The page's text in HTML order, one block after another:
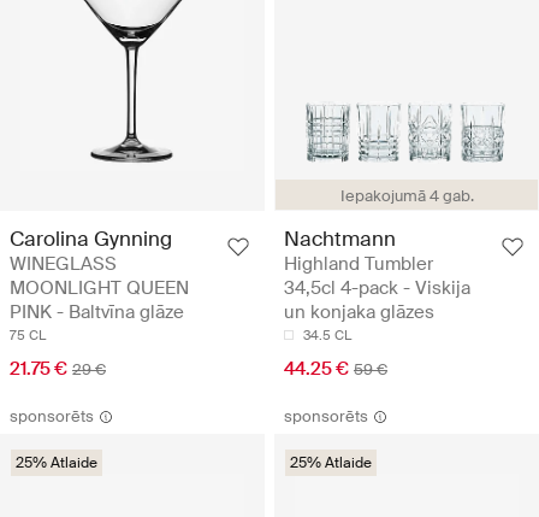
Carolina Gynning
WINEGLASS
MOONLIGHT QUEEN
PINK - Baltvīna glāze
75 CL
21.75 € 29 €
Iepakojumā 4 gab.
Nachtmann
Highland Tumbler
34,5cl 4-pack - Viskija
un konjaka glāzes
34.5 CL
44.25 € 59 €
sponsorēts
25% Atlaide
sponsorēts
25% Atlaide